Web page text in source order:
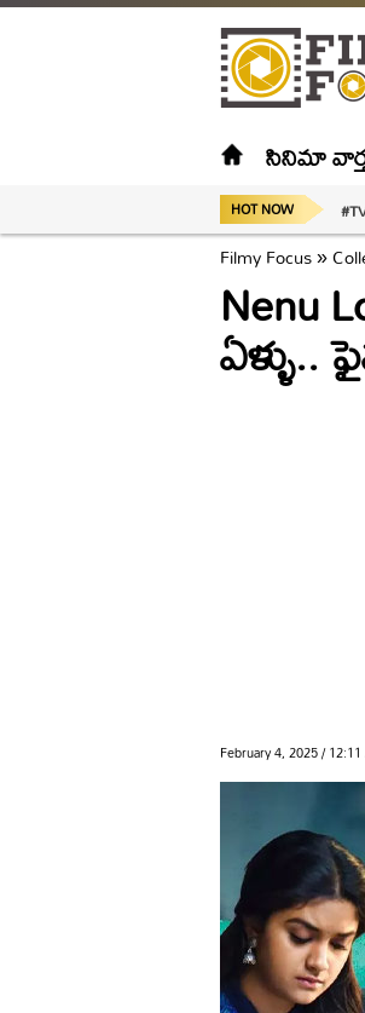
సినిమా
HOT NOW
Filmy Focus»
Nenu
ఏళ్ళు..
February 4, 2025 /